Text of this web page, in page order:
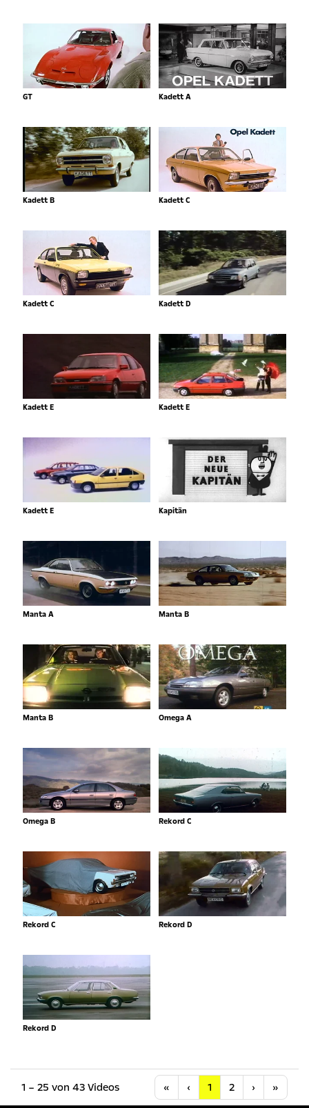
GT Kadett A
Kadett B Kadett C
Kadett C Kadett D
Kadett E Kadett E
Kadett E Kapitän
Manta A Manta B
Manta B Omega A
Omega B Rekord C
Rekord C Rekord D
Rekord D
1 – 25 von 43 Videos « Anfang
‹ Vorherige
1 2 ›Nächste
»